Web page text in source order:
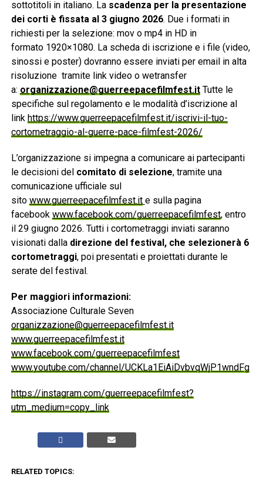
sottotitoli in italiano. Lascadenza per la presentazione
dei corti è fissata al 3 giugno 2026. Due i formati in
richiesti per la selezione: mov o mp4 in HD in
formato 1920×1080. La scheda di iscrizione e i file (video,
sinossi e poster) dovranno essere inviati per email in alta
risoluzione tramite link video o wetransfer
a: organizzazione@guerreepacefilmfest.it Tutte le
specifiche sul regolamento e le modalità d’iscrizione al
link https://www.guerreepacefilmfest.it/iscrivi-il-tuo-
cortometraggio-al-guerre-pace-filmfest-2026/
L’organizzazione si impegna a comunicare ai partecipanti
le decisioni del comitato di selezione, tramite una
comunicazione ufficiale sul
sito www.guerreepacefilmfest.it e sulla pagina
facebook www.facebook.com/guerreepacefilmfest, entro
il 29 giugno 2026. Tutti i cortometraggi inviati saranno
visionati dalla direzione del festival, che selezionerà 6
cortometraggi, poi presentati e proiettati durante le
serate del festival.
Per maggiori informazioni:
Associazione Culturale Seven
organizzazione@guerreepacefilmfest.it
www.guerreepacefilmfest.it
www.facebook.com/guerreepacefilmfest
www.youtube.com/channel/UCKLa1EiAiDvbvqWjP1wndFg
https://instagram.com/guerreepacefilmfest?
utm_medium=copy_link
RELATED TOPICS: